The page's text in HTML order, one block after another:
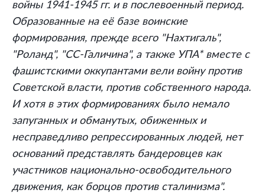
войны 1941-1945 гг. и в послевоенный период.
Образованные на её базе воинские
формирования, прежде всего "Нахтигаль",
"Роланд", "СС-Галичина", а также УПА* вместе с
фашистскими оккупантами вели войну против
Советской власти, против собственного народа.
И хотя в этих формированиях было немало
запуганных и обманутых, обиженных и
несправедливо репрессированных людей, нет
оснований представлять бандеровцев как
участников национально-освободительного
движения, как борцов против сталинизма".